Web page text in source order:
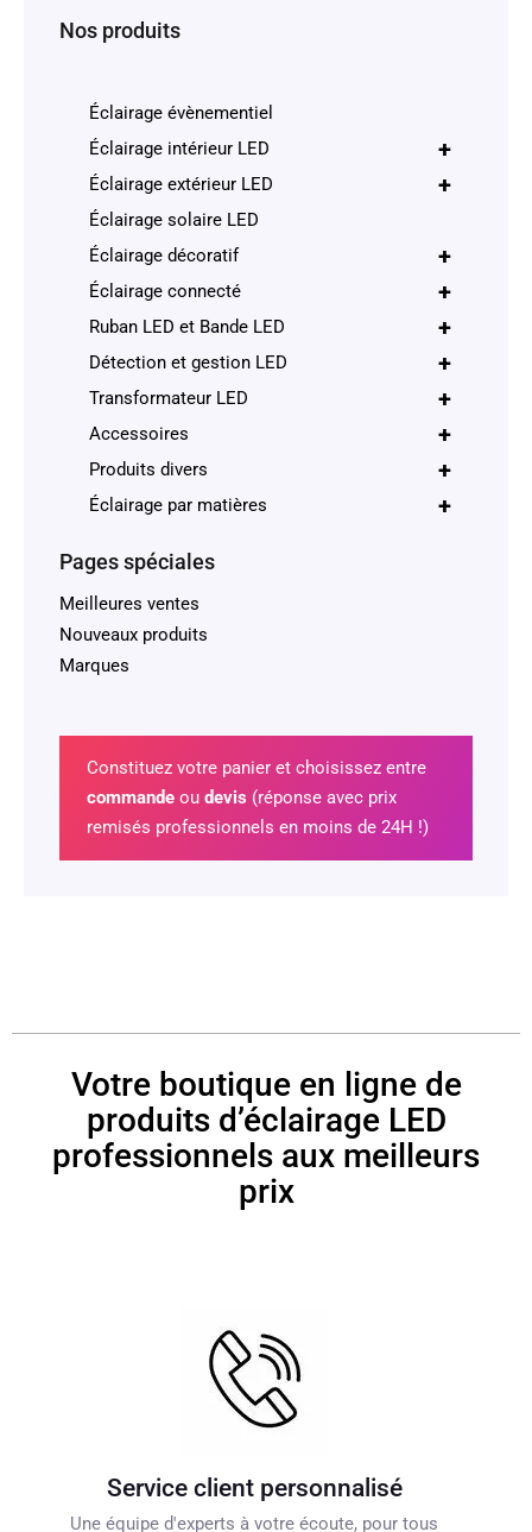
Nos produits
Éclairage évènementiel
+
Éclairage intérieur LED
+
Éclairage extérieur LED
Éclairage solaire LED
+
Éclairage décoratif
+
Éclairage connecté
+
Ruban LED et Bande LED
+
Détection et gestion LED
+
Transformateur LED
+
Accessoires
+
Produits divers
+
Éclairage par matières
Pages spéciales
Meilleures ventes
Nouveaux produits
Marques
Constituez votre panier et choisissez entre
commandeou devis (réponse avec prix
remisés professionnels en moins de 24H !)
Votre boutique en ligne de
produits d’éclairage LED
professionnels aux meilleurs
prix
Service client personnalisé
Une équipe d'experts à votre écoute, pour tous